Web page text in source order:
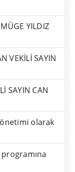
YILDIZ
VEKİLİ SAYIN
SAYIN CAN
olarak
programına